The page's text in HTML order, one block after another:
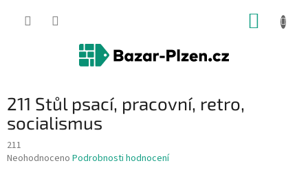
211 Stůl psací, pracovní, retro,
socialismus
211
Průměrné
Neohodnoceno Podrobnosti hodnocení